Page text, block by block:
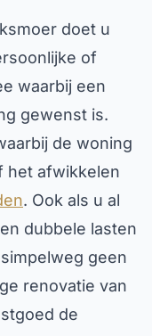
doet u
of
waarbij een
gewenst is.
de woning
het afwikkelen
. Ook als u al
dubbele lasten
geen
renovatie van
de